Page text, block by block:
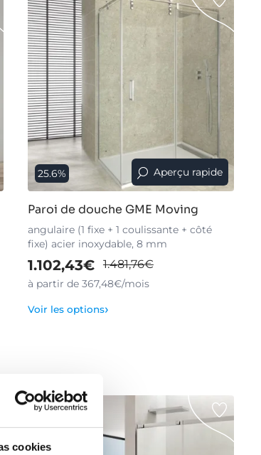
cookies
25.6% Aperçu rapide
Paroi de douche GME Moving
angulaire (1 fixe + 1 coulissante + côté
fixe) acier inoxydable, 8 mm
1.102,43€ 1.481,76€
à partir de 367,48€/mois
Voir les options›